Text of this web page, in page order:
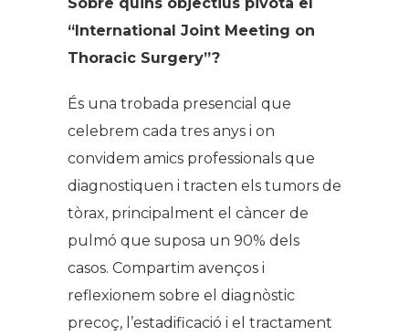
“International Joint Meeting on
Thoracic Surgery”?
És una trobada presencial que
celebrem cada tres anys i on
convidem amics professionals que
diagnostiquen i tracten els tumors de
tòrax, principalment el càncer de
pulmó que suposa un 90% dels
casos. Compartim avenços i
reflexionem sobre el diagnòstic
precoç, l’estadificació i el tractament